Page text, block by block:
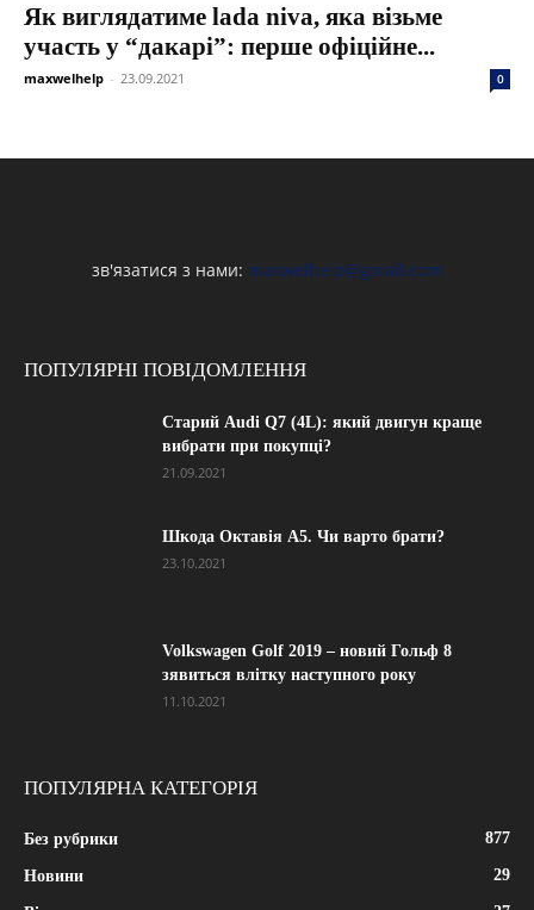
Як виглядатиме lada niva, яка візьме
участь у “дакарі”: перше офіційне...
maxwelhelp - 23.09.2021 0
зв'язатися з нами: maxwelhelp@gmail.com
ПОПУЛЯРНІ ПОВІДОМЛЕННЯ
Старий Audi Q7 (4L): який двигун краще
вибрати при покупці?
21.09.2021
Шкода Октавія А5. Чи варто брати?
23.10.2021
Volkswagen Golf 2019 – новий Гольф 8
зявиться влітку наступного року
11.10.2021
ПОПУЛЯРНА КАТЕГОРІЯ
Без рубрики 877
Новини 29